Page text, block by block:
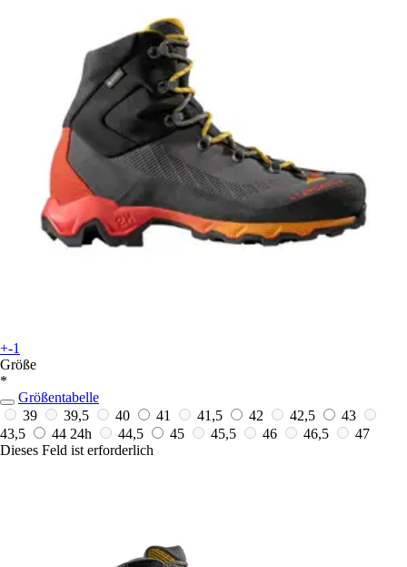
+-1
Größe
*
Größentabelle
39
39,5 40 41 41,5 42 42,5
43
43,5
44 24h 44,5 45 45,5 46 46,5
47
Dieses Feld ist erforderlich